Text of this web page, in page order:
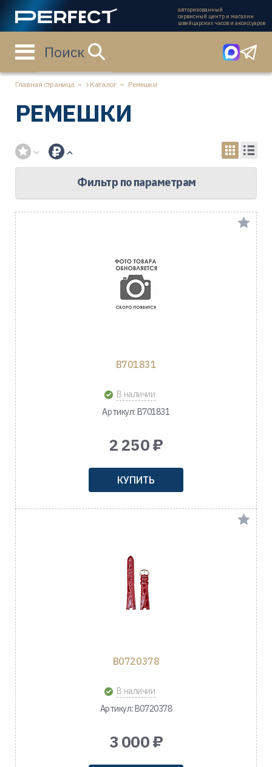
авторизованный
сервисный центр и магазин
швейцарских часов и аксессуаров
Поиск
Главная страница Каталог Ремешки
РЕМЕШКИ
Фильтр по параметрам
B701831
В наличии
Артикул: B701831
2 250 ₽
КУПИТЬ
B0720378
В наличии
Артикул: B0720378
3 000 ₽